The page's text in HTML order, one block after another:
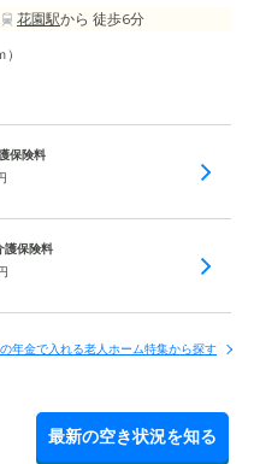
花園駅から 徒歩6分
保険料
護保険料
年金で入れる老人ホーム特集から探す
最新の空き状況を知る